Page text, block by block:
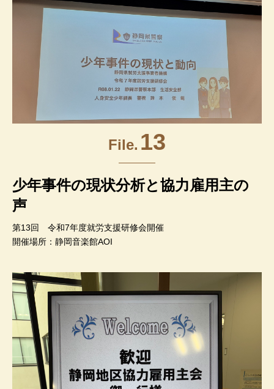
File. 13
少年事件の現状分析と協力雇用主の
声
第13回 令和7年度就労支援研修会開催
開催場所：静岡音楽館AOI